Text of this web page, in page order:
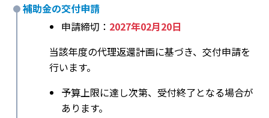
補助金の交付申請
申請締切： 2027年02月20日
当該年度の代理返還計画に基づき、交付申請を
行います。
予算上限に達し次第、受付終了となる場合が
あります。